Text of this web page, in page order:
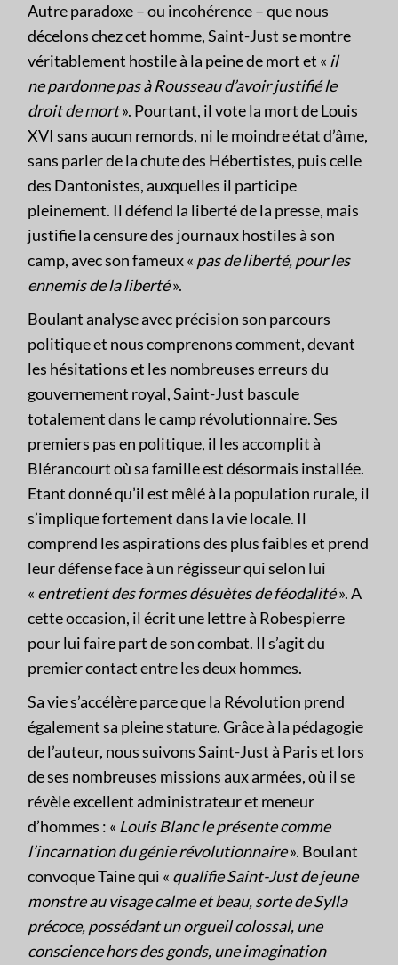
Autre paradoxe – ou incohérence – que nous
décelons chez cet homme, Saint-Just se montre
véritablement hostile à la peine de mort et « il
ne pardonne pas à Rousseau d’avoir justifié le
droit de mort». Pourtant, il vote la mort de Louis
XVI sans aucun remords, ni le moindre état d’âme,
sans parler de la chute des Hébertistes, puis celle
des Dantonistes, auxquelles il participe
pleinement. Il défend la liberté de la presse, mais
justifie la censure des journaux hostiles à son
camp, avec son fameux « pas de liberté, pour les
ennemis de la liberté».
Boulant analyse avec précision son parcours
politique et nous comprenons comment, devant
les hésitations et les nombreuses erreurs du
gouvernement royal, Saint-Just bascule
totalement dans le camp révolutionnaire. Ses
premiers pas en politique, il les accomplit à
Blérancourt où sa famille est désormais installée.
Etant donné qu’il est mêlé à la population rurale, il
s’implique fortement dans la vie locale. Il
comprend les aspirations des plus faibles et prend
leur défense face à un régisseur qui selon lui
« entretient des formes désuètes de féodalité». A
cette occasion, il écrit une lettre à Robespierre
pour lui faire part de son combat. Il s’agit du
premier contact entre les deux hommes.
Sa vie s’accélère parce que la Révolution prend
également sa pleine stature. Grâce à la pédagogie
de l’auteur, nous suivons Saint-Just à Paris et lors
de ses nombreuses missions aux armées, où il se
révèle excellent administrateur et meneur
d’hommes : « Louis Blanc le présente comme
l’incarnation du génie révolutionnaire». Boulant
convoque Taine qui « qualifie Saint-Just de jeune
monstre au visage calme et beau, sorte de Sylla
précoce, possédant un orgueil colossal, une
conscience hors des gonds, une imagination